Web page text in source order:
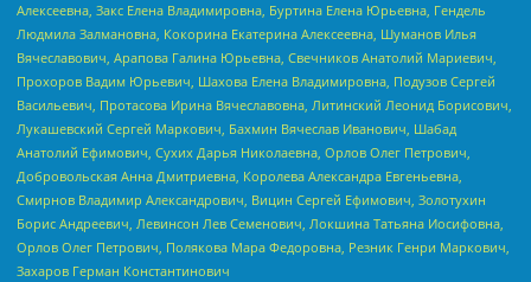
Алексеевна, Закс Елена Владимировна, Буртина Елена Юрьевна, Гендель
Людмила Залмановна, Кокорина Екатерина Алексеевна, Шуманов Илья
Вячеславович, Арапова Галина Юрьевна, Свечников Анатолий Мариевич,
Прохоров Вадим Юрьевич, Шахова Елена Владимировна, Подузов Сергей
Васильевич, Протасова Ирина Вячеславовна, Литинский Леонид Борисович,
Лукашевский Сергей Маркович, Бахмин Вячеслав Иванович, Шабад
Анатолий Ефимович, Сухих Дарья Николаевна, Орлов Олег Петрович,
Добровольская Анна Дмитриевна, Королева Александра Евгеньевна,
Смирнов Владимир Александрович, Вицин Сергей Ефимович, Золотухин
Борис Андреевич, Левинсон Лев Семенович, Локшина Татьяна Иосифовна,
Орлов Олег Петрович, Полякова Мара Федоровна, Резник Генри Маркович,
Захаров Герман Константинович